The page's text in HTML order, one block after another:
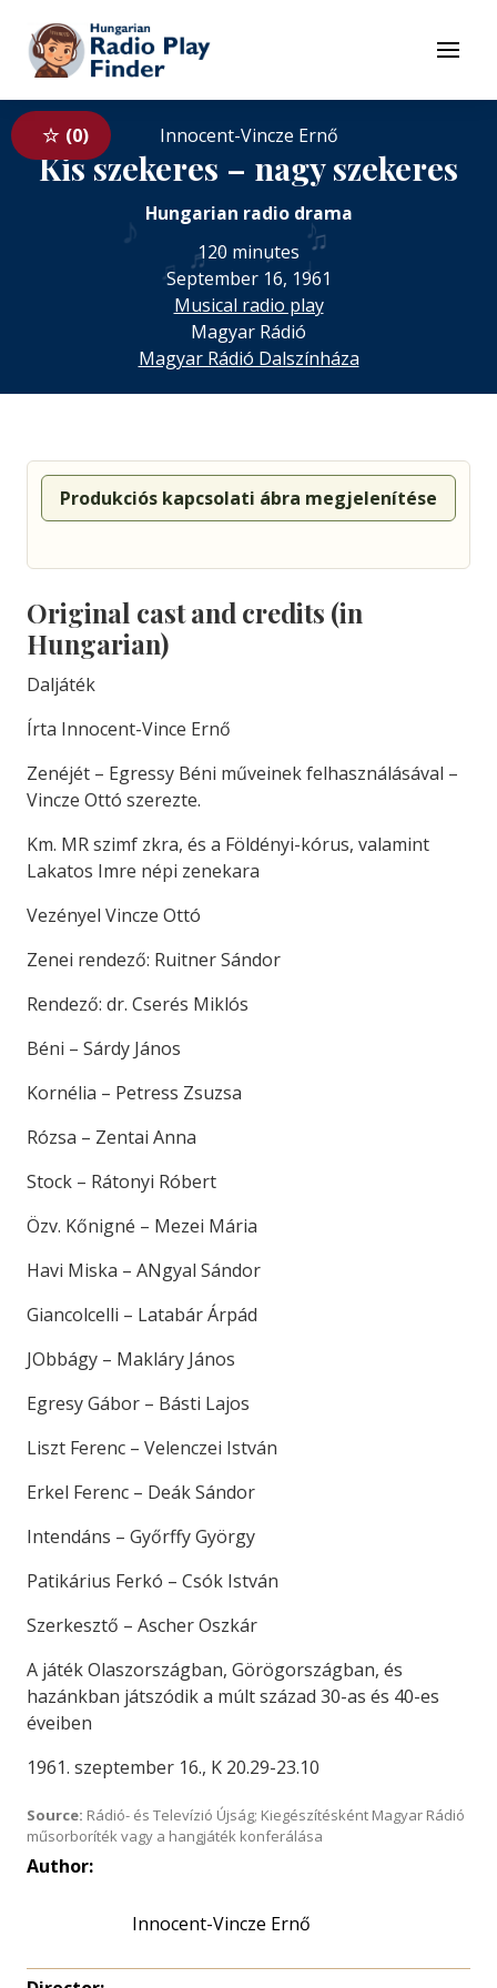
To contents
Menu
0
♪
♫ ♬
♪
♩
♫
♪
♬
Innocent-Vincze Ernő
Kis szekeres – nagy szekeres
Hungarian radio drama
120 minutes
September 16, 1961
Musical radio play
Magyar Rádió
Magyar Rádió Dalszínháza
Produkciós kapcsolati ábra megjelenítése
Original cast and credits (in
Hungarian)
Daljáték
Írta Innocent-Vince Ernő
Zenéjét – Egressy Béni műveinek felhasználásával –
Vincze Ottó szerezte.
Km. MR szimf zkra, és a Földényi-kórus, valamint
Lakatos Imre népi zenekara
Vezényel Vincze Ottó
Zenei rendező: Ruitner Sándor
Rendező: dr. Cserés Miklós
Béni – Sárdy János
Kornélia – Petress Zsuzsa
Rózsa – Zentai Anna
Stock – Rátonyi Róbert
Özv. Kőnigné – Mezei Mária
Havi Miska – ANgyal Sándor
Giancolcelli – Latabár Árpád
JObbágy – Makláry János
Egresy Gábor – Básti Lajos
Liszt Ferenc – Velenczei István
Erkel Ferenc – Deák Sándor
Intendáns – Győrffy György
Patikárius Ferkó – Csók István
Szerkesztő – Ascher Oszkár
A játék Olaszországban, Görögországban, és
hazánkban játszódik a múlt század 30-as és 40-es
éveiben
1961. szeptember 16., K 20.29-23.10
Source: Rádió- és Televízió Újság; Kiegészítésként Magyar Rádió
műsorboríték vagy a hangjáték konferálása
Author:
Innocent-Vincze Ernő